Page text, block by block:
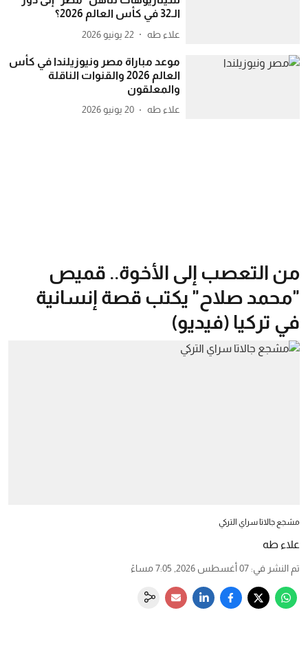
الـ32 في كأس العالم 2026؟
علاء طه 22 يونيو 2026
موعد مباراة مصر ونيوزيلندا في كأس
العالم 2026 والقنوات الناقلة
والمعلقون
علاء طه 20 يونيو 2026
من التعصب إلى الأخوة.. قميص
"محمد صلاح" يكتب قصة إنسانية
في تركيا (فيديو)
مشجع جالاتا سراي التركي
علاء طه
تم النشر في: 07 أغسطس 2026, 7:05 مساءً